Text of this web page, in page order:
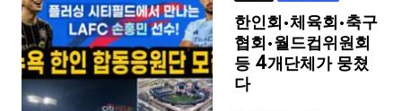
한인회·체육회·축구
협회·월드컵위원회
등 4개단체가 뭉쳤
다